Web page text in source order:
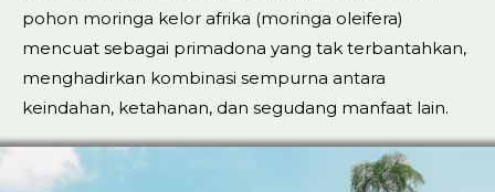
pohon moringa kelor afrika (moringa oleifera)
mencuat sebagai primadona yang tak terbantahkan,
menghadirkan kombinasi sempurna antara
keindahan, ketahanan, dan segudang manfaat lain.